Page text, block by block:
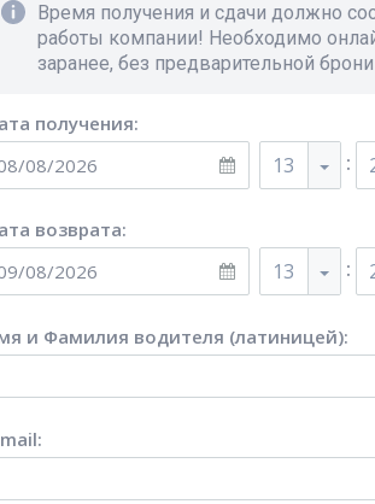
Время получения и сдачи должно
работы компании! Необходимо
заранее, без предварительной
получения:
13 :
возврата:
13 :
и Фамилия водителя (латиницей):
: